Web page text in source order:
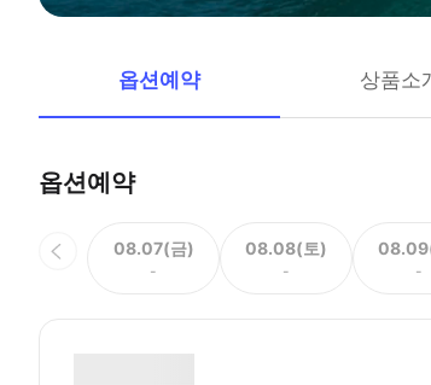
옵션예약 상품소
옵션예약
08.07(금)
-
08.08(토)
- -